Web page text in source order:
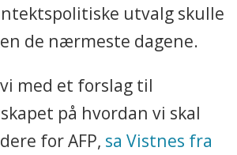
utvalg skulle
de nærmeste dagene.
med et forslag til
på hvordan vi skal
for AFP, sa Vistnes fra